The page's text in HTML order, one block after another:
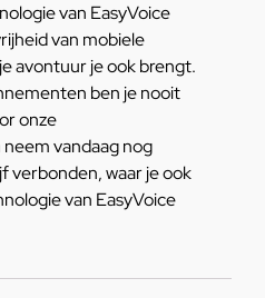
van EasyVoice
van mobiele
avontuur je ook brengt.
ben je nooit
onze
vandaag nog
verbonden, waar je ook
van EasyVoice